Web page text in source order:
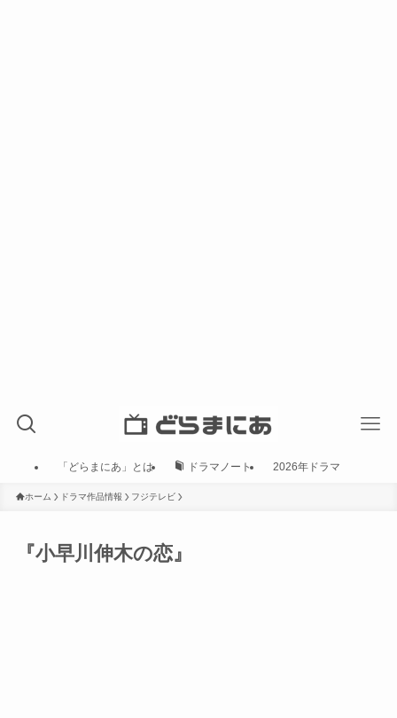
「どらまにあ」とは ドラマノート 2026年ドラマ
ホーム ドラマ作品情報 フジテレビ
『小早川伸木の恋』